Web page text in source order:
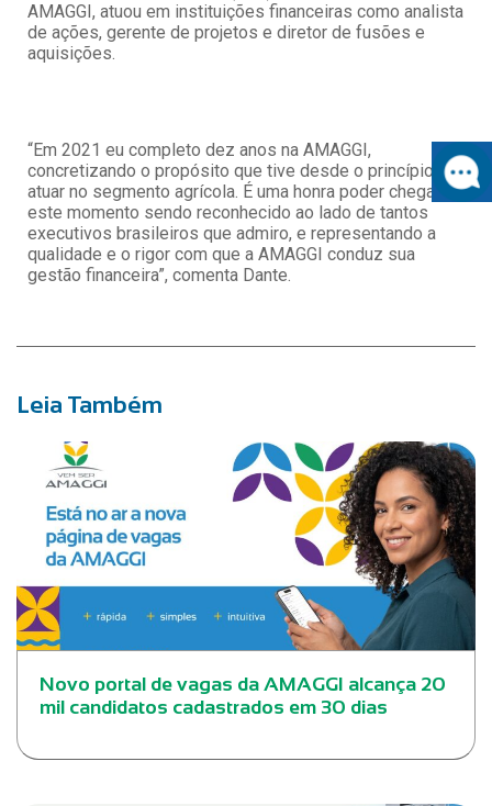
AMAGGI, atuou em instituições financeiras como analista
de ações, gerente de projetos e diretor de fusões e
aquisições.
“Em 2021 eu completo dez anos na AMAGGI,
concretizando o propósito que tive desde o princípio de
atuar no segmento agrícola. É uma honra poder chegar a
este momento sendo reconhecido ao lado de tantos
executivos brasileiros que admiro, e representando a
qualidade e o rigor com que a AMAGGI conduz sua
gestão financeira”, comenta Dante.
Leia Também
Novo portal de vagas da AMAGGI alcança 20
mil candidatos cadastrados em 30 dias